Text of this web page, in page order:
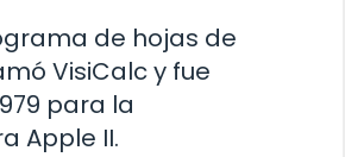
de hojas de
VisiCalc y fue
para la
Apple II.